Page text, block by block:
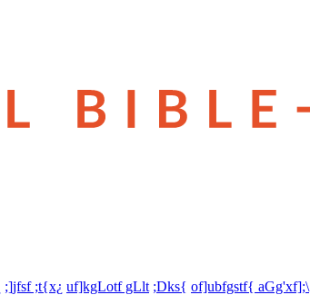
;]jfsf ;t{x¿ uf]kgLotf gLlt ;Dks{ of]ubfgstf{ aGg'xf];\